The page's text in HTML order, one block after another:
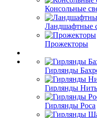
Консольные
Ландшафтные
Прожекторы
Гирлянды
Гирлянды Нить
Гирлянды Роса